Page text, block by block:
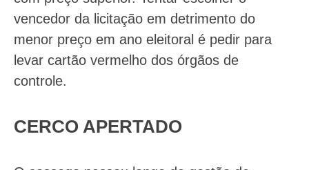
vencedor da licitação em detrimento do
menor preço em ano eleitoral é pedir para
levar cartão vermelho dos órgãos de
controle.
CERCO APERTADO